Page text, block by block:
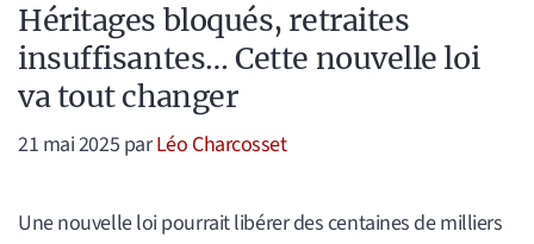
Héritages bloqués, retraites
insuffisantes… Cette nouvelle loi
va tout changer
21 mai 2025 parLéo Charcosset
Une nouvelle loi pourrait libérer des centaines de milliers